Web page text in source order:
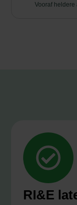
Vooraf heldere
RI&E